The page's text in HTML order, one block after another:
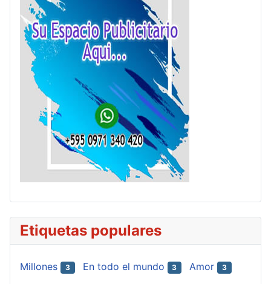
Etiquetas populares
Millones 3 En todo el mundo 3 Amor 3